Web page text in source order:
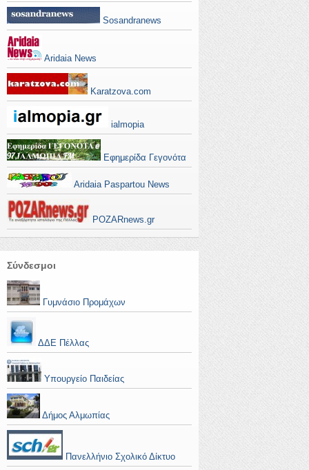
Sosandranews
Aridaia News
Karatzova.com
ialmopia
Εφημερίδα Γεγονότα
Aridaia Paspartou News
POZARnews.gr
Σύνδεσμοι
Γυμνάσιο Προμάχων
ΔΔΕ Πέλλας
Υπουργείο Παιδείας
Δήμος Αλμωπίας
Πανελλήνιο Σχολικό Δίκτυο